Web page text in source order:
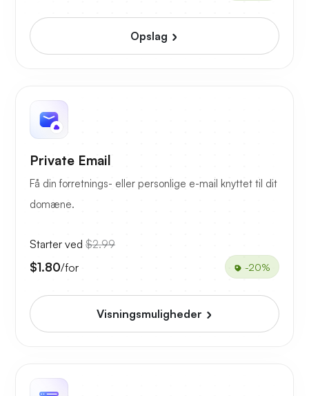
Opslag
Private Email
Få din forretnings- eller personlige e-mail knyttet til dit
domæne.
Starter ved $2.99
$1.80/for -20%
Visningsmuligheder